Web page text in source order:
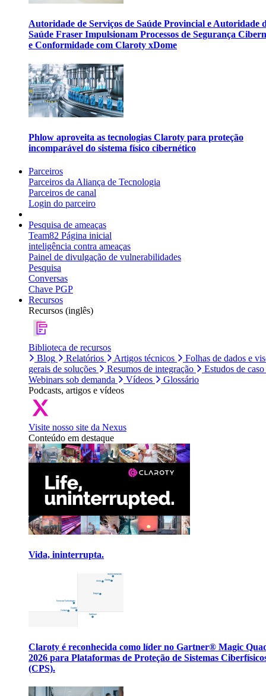
Autoridade de Serviços de Saúde Provincial e Autoridade
Saúde Fraser Impulsionam Processos de Segurança
e Conformidade com Claroty xDome
Phlow aproveita as tecnologias Claroty para proteção
incomparável do sistema físico cibernético
Parceiros
Parceiros da Aliança de Tecnologia
Parceiros de canal
Login do parceiro
Pesquisa de ameaças
Team82 Página inicial
inteligência contra ameaças
Painel de divulgação de vulnerabilidades
Pesquisa
Conversas
Chave PGP
Recursos
Recursos (inglês)
Biblioteca de recursos
Blog
Relatórios Artigos técnicos
Folhas de dados e
gerais de soluções
Resumos de integração
Estudos de caso
Webinars sob demanda
Vídeos
Glossário
Podcasts, artigos e vídeos
Visite nosso site da Nexus
Conteúdo em destaque
Vida, ininterrupta.
Claroty é reconhecida como líder no Gartner® Magic
2026 para Plataformas de Proteção de Sistemas
(CPS).